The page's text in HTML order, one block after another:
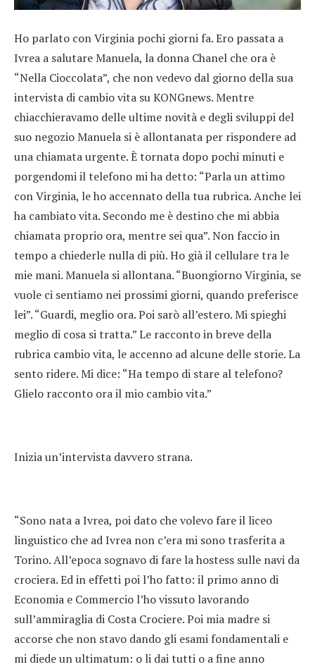
Ho parlato con Virginia pochi giorni fa. Ero passata a
Ivrea a salutare Manuela, la donna Chanel che ora è
“Nella Cioccolata”, che non vedevo dal giorno della sua
intervista di cambio vita su KONGnews. Mentre
chiacchieravamo delle ultime novità e degli sviluppi del
suo negozio Manuela si è allontanata per rispondere ad
una chiamata urgente. È tornata dopo pochi minuti e
porgendomi il telefono mi ha detto: “Parla un attimo
con Virginia, le ho accennato della tua rubrica. Anche lei
ha cambiato vita. Secondo me è destino che mi abbia
chiamata proprio ora, mentre sei qua”. Non faccio in
tempo a chiederle nulla di più. Ho già il cellulare tra le
mie mani. Manuela si allontana. “Buongiorno Virginia, se
vuole ci sentiamo nei prossimi giorni, quando preferisce
lei”. “Guardi, meglio ora. Poi sarò all’estero. Mi spieghi
meglio di cosa si tratta.” Le racconto in breve della
rubrica cambio vita, le accenno ad alcune delle storie. La
sento ridere. Mi dice: “Ha tempo di stare al telefono?
Glielo racconto ora il mio cambio vita.”
Inizia un’intervista davvero strana.
“Sono nata a Ivrea, poi dato che volevo fare il liceo
linguistico che ad Ivrea non c’era mi sono trasferita a
Torino. All’epoca sognavo di fare la hostess sulle navi da
crociera. Ed in effetti poi l’ho fatto: il primo anno di
Economia e Commercio l’ho vissuto lavorando
sull’ammiraglia di Costa Crociere. Poi mia madre si
accorse che non stavo dando gli esami fondamentali e
mi diede un ultimatum: o li dai tutti o a fine anno